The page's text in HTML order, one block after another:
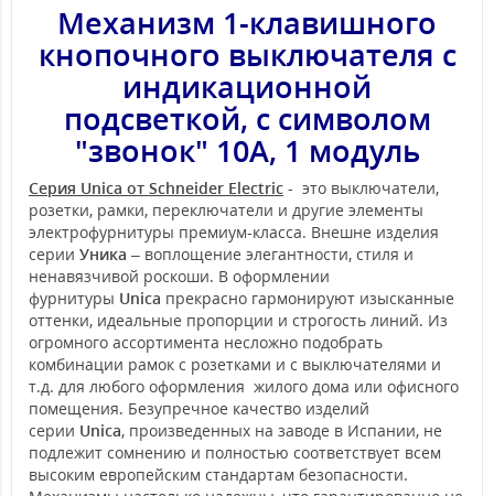
Механизм 1-клавишного
кнопочного выключателя с
индикационной
подсветкой, с символом
"звонок" 10А, 1 модуль
Серия Unica от Schneider Electric - это выключатели,
розетки, рамки, переключатели и другие элементы
электрофурнитуры премиум-класса. Внешне изделия
серии Уника – воплощение элегантности, стиля и
ненавязчивой роскоши. В оформлении
фурнитуры Unica прекрасно гармонируют изысканные
оттенки, идеальные пропорции и строгость линий. Из
огромного ассортимента несложно подобрать
комбинации рамок с розетками и с выключателями и
т.д. для любого оформления жилого дома или офисного
помещения. Безупречное качество изделий
серии Unica, произведенных на заводе в Испании, не
подлежит сомнению и полностью соответствует всем
высоким европейским стандартам безопасности.